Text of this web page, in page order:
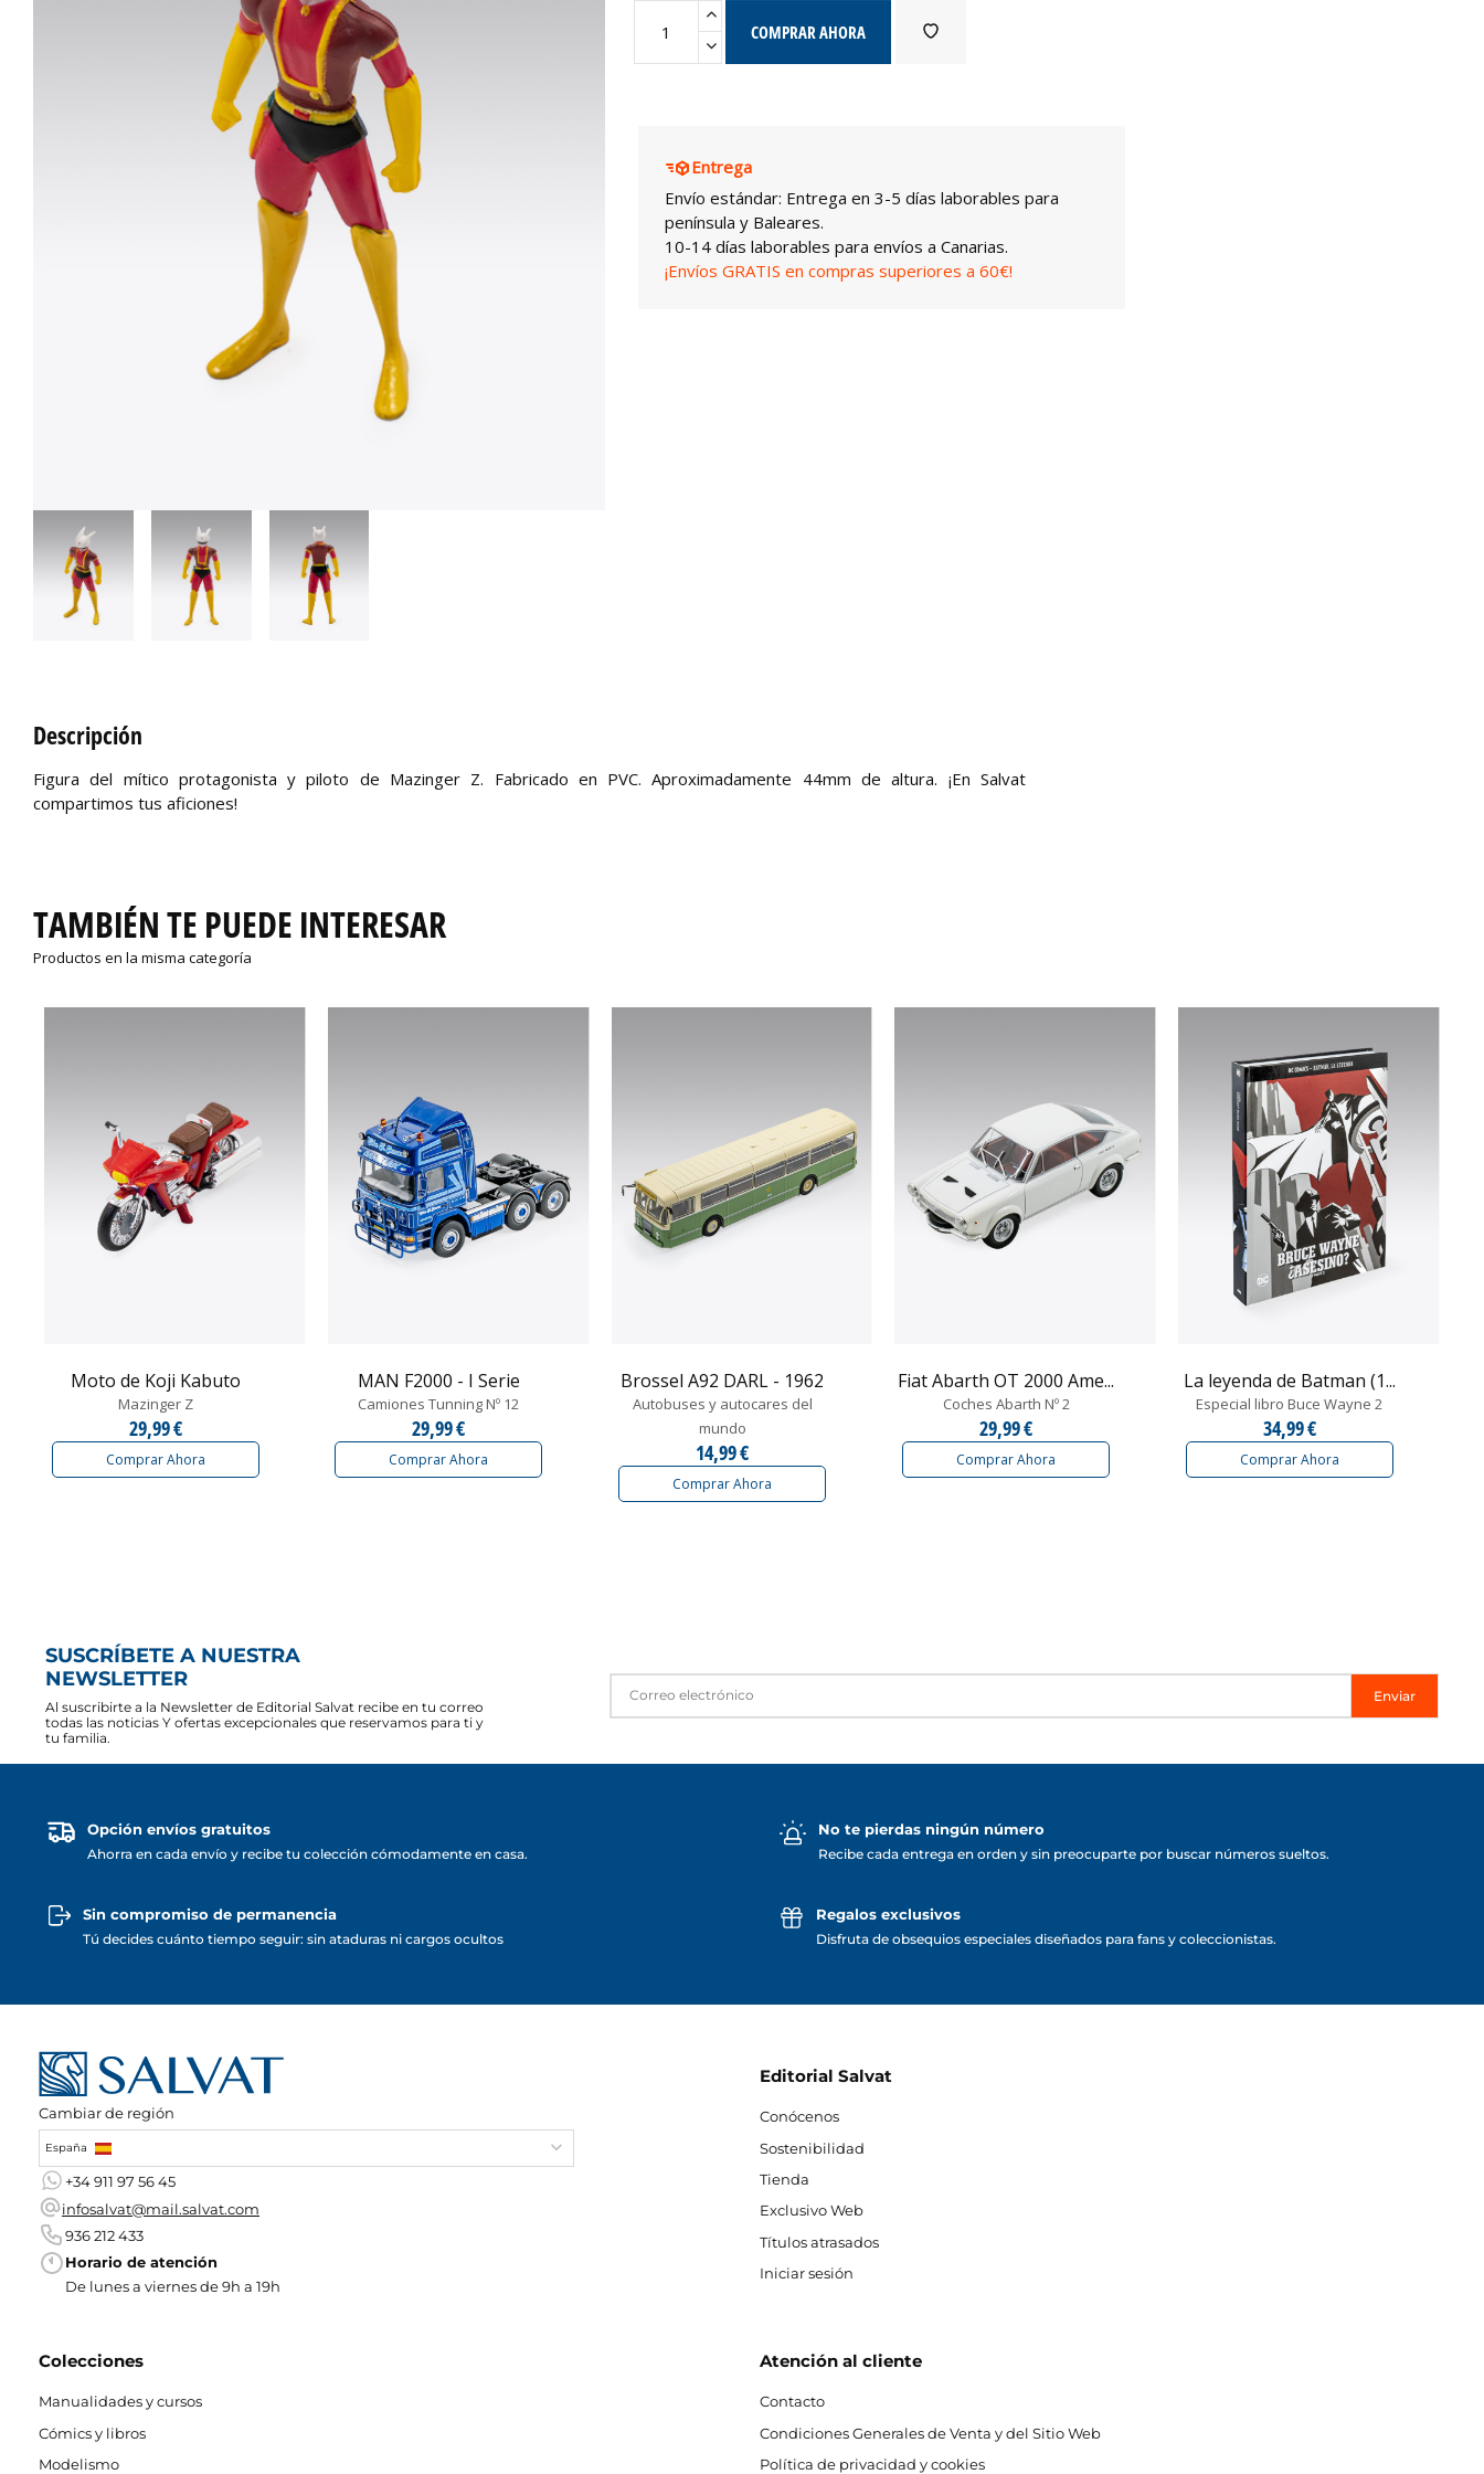
COMPRAR AHORA
Entrega
Envío estándar: Entrega en 3-5 días laborables para
península y Baleares.
10-14 días laborables para envíos a Canarias.
¡Envíos GRATIS en compras superiores a 60€!
Descripción
Figura del mítico protagonista y piloto de Mazinger Z. Fabricado en PVC. Aproximadamente 44mm de altura. ¡En Salvat
compartimos tus aficiones!
TAMBIÉN TE PUEDE INTERESAR
Productos en la misma categoría
Moto de Koji Kabuto
Mazinger Z
29,99 €
Comprar Ahora
MAN F2000 - I Serie
Camiones Tunning Nº 12
29,99 €
Comprar Ahora
Brossel A92 DARL - 1962
Autobuses y autocares del
mundo
14,99 €
Comprar Ahora
Fiat Abarth OT 2000 Ame...
Coches Abarth Nº 2
29,99 €
Comprar Ahora
La leyenda de Batman (1...
Especial libro Buce Wayne 2
34,99 €
Comprar Ahora
SUSCRÍBETE A NUESTRA
NEWSLETTER
Al suscribirte a la Newsletter de Editorial Salvat recibe en tu correo
todas las noticias Y ofertas excepcionales que reservamos para ti y
tu familia.
Enviar
Opción envíos gratuitos
Ahorra en cada envío y recibe tu colección cómodamente en casa.
No te pierdas ningún número
Recibe cada entrega en orden y sin preocuparte por buscar números sueltos.
Sin compromiso de permanencia
Tú decides cuánto tiempo seguir: sin ataduras ni cargos ocultos
Regalos exclusivos
Disfruta de obsequios especiales diseñados para fans y coleccionistas.
Cambiar de región
España
+34 911 97 56 45
infosalvat@mail.salvat.com
936 212 433
Horario de atención
De lunes a viernes de 9h a 19h
Editorial Salvat
Conócenos
Sostenibilidad
Tienda
Exclusivo Web
Títulos atrasados
Iniciar sesión
Colecciones
Manualidades y cursos
Cómics y libros
Modelismo
Atención al cliente
Contacto
Condiciones Generales de Venta y del Sitio Web
Política de privacidad y cookies